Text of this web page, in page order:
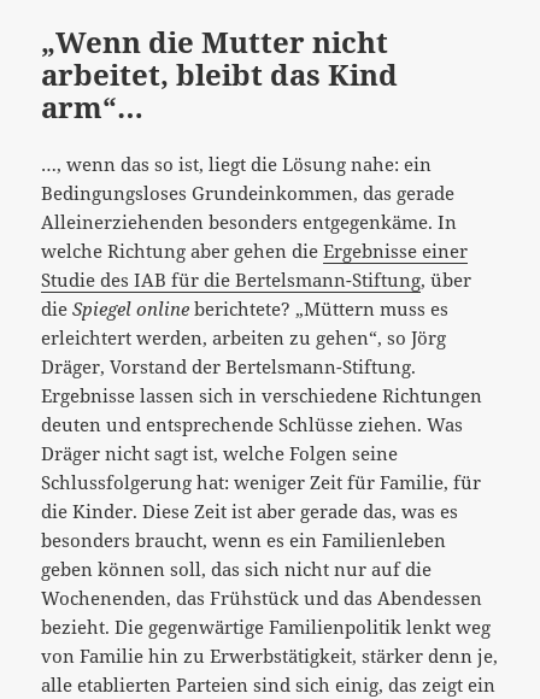
„Wenn die Mutter nicht
arbeitet, bleibt das Kind
arm“…
…, wenn das so ist, liegt die Lösung nahe: ein
Bedingungsloses Grundeinkommen, das gerade
Alleinerziehenden besonders entgegenkäme. In
welche Richtung aber gehen dieErgebnisse einer
Studie des IAB für die Bertelsmann-Stiftung, über
dieSpiegel online berichtete? „Müttern muss es
erleichtert werden, arbeiten zu gehen“, so Jörg
Dräger, Vorstand der Bertelsmann-Stiftung.
Ergebnisse lassen sich in verschiedene Richtungen
deuten und entsprechende Schlüsse ziehen. Was
Dräger nicht sagt ist, welche Folgen seine
Schlussfolgerung hat: weniger Zeit für Familie, für
die Kinder. Diese Zeit ist aber gerade das, was es
besonders braucht, wenn es ein Familienleben
geben können soll, das sich nicht nur auf die
Wochenenden, das Frühstück und das Abendessen
bezieht. Die gegenwärtige Familienpolitik lenkt weg
von Familie hin zu Erwerbstätigkeit, stärker denn je,
alle etablierten Parteien sind sich einig, das zeigt ein